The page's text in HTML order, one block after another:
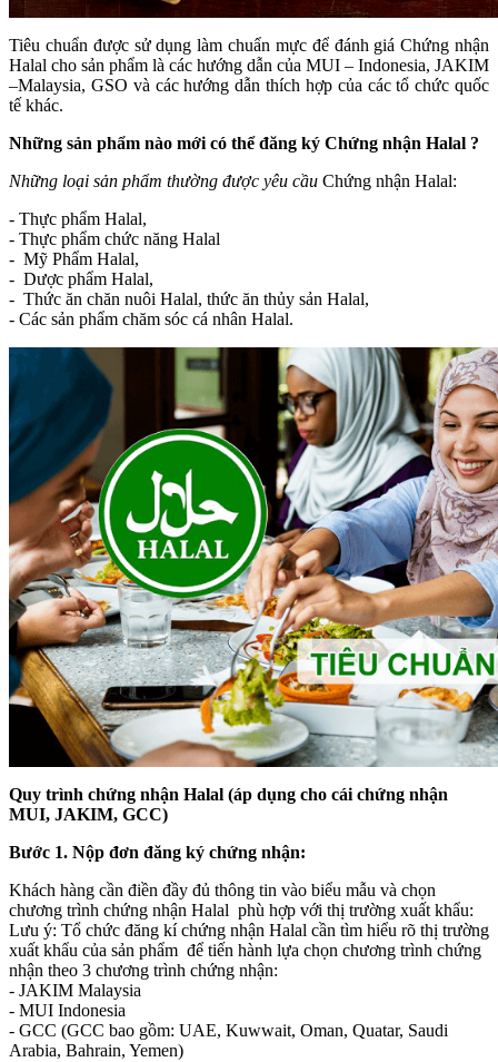
Tiêu chuẩn được sử dụng làm chuẩn mực để đánh giá Chứng nhận
Halal cho sản phẩm là các hướng dẫn của MUI – Indonesia, JAKIM
–Malaysia, GSO và các hướng dẫn thích hợp của các tổ chức quốc
tế khác.
Những sản phẩm nào mới có thểđăng ký Chứng nhận Halal ?
Những loại sản phẩm thường được yêu cầu Chứng nhận Halal:
- Thực phẩm Halal,
- Thực phẩm chức năng Halal
- Mỹ Phẩm Halal,
- Dược phẩm Halal,
- Thức ăn chăn nuôi Halal, thức ăn thủy sản Halal,
- Các sản phẩm chăm sóc cá nhân Halal.
Quy trình chứng nhận Halal (áp dụng cho cái chứng nhận
MUI, JAKIM, GCC)
Bước 1. Nộp đơn đăng ký chứng nhận:
Khách hàng cần điền đầy đủ thông tin vào biểu mẫu và chọn
chương trình chứng nhận Halal phù hợp với thị trường xuất khẩu:
Lưu ý: Tổ chức đăng kí chứng nhận Halal cần tìm hiểu rõ thị trường
xuất khẩu của sản phẩm để tiến hành lựa chọn chương trình chứng
nhận theo 3 chương trình chứng nhận:
- JAKIM Malaysia
- MUI Indonesia
- GCC (GCC bao gồm: UAE, Kuwwait, Oman, Quatar, Saudi
Arabia, Bahrain, Yemen)